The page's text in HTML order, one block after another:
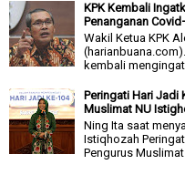
KPK Kembali
Penanganan
Wakil Ketua KPK
kembali
Peringati Hari Jadi
Muslimat NU
Ning Ita saat
Istiqhozah
Pengurus